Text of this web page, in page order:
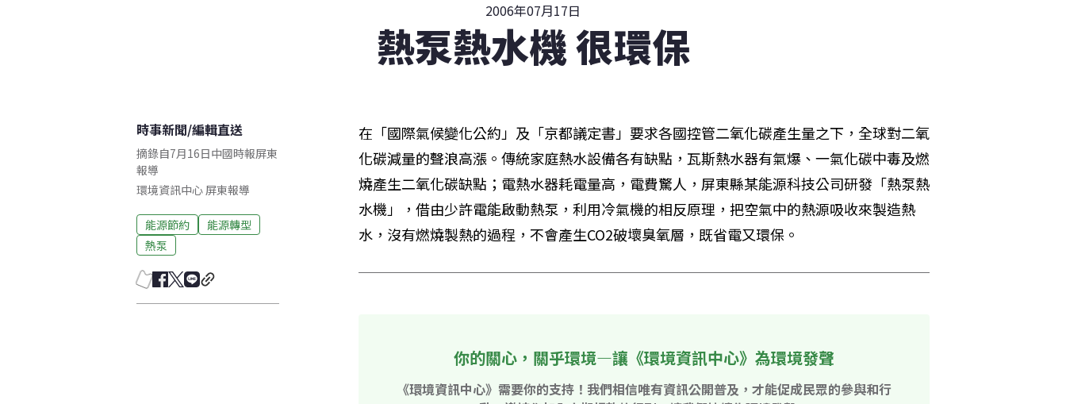
2006年07月17日
熱泵熱水機 很環保
時事新聞/編輯直送
摘錄自7月16日中國時報屏東
報導
環境資訊中心屏東報導
能源節約
能源轉型
熱泵
在「國際氣候變化公約」及「京都議定書」要求各國控管二氧化碳產生量之下，全球對二氧
化碳減量的聲浪高漲。傳統家庭熱水設備各有缺點，瓦斯熱水器有氣爆、一氣化碳中毒及燃
燒產生二氧化碳缺點；電熱水器耗電量高，電費驚人，屏東縣某能源科技公司研發「熱泵熱
水機」，借由少許電能啟動熱泵，利用冷氣機的相反原理，把空氣中的熱源吸收來製造熱
水，沒有燃燒製熱的過程，不會產生CO2破壞臭氧層，既省電又環保。
你的關心，關乎環境—讓《環境資訊中心》為環境發聲
《環境資訊中心》需要你的支持！我們相信唯有資訊公開普及，才能促成民眾的參與和行